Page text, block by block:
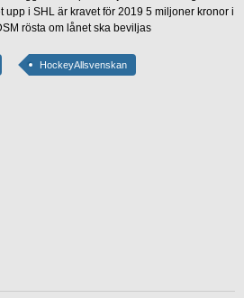
upp i SHL är kravet för 2019 5 miljoner kronor i
rösta om lånet ska beviljas
HockeyAllsvenskan